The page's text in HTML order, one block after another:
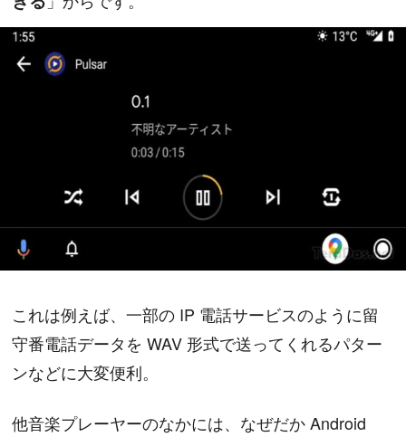
これは例えば、一部の IP 電話サービスのように留
守番電話データを WAV 形式で送ってくれるパター
ンなどに大変便利。
他音楽プレーヤーのなかには、なぜだか Android